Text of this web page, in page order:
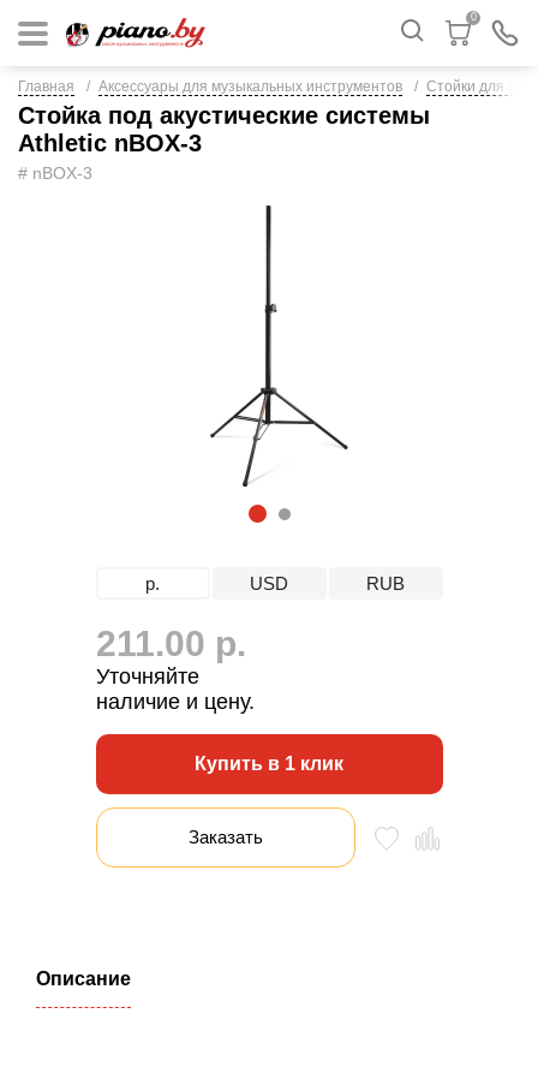
0
Главная Аксессуары для музыкальных инструментов Стойки для
Стойка под акустические системы
Athletic nBOX-3
# nBOX-3
1 2
р. USD RUB
211.00 р.
Уточняйте
наличие и цену.
Купить в 1 клик
Заказать
Описание